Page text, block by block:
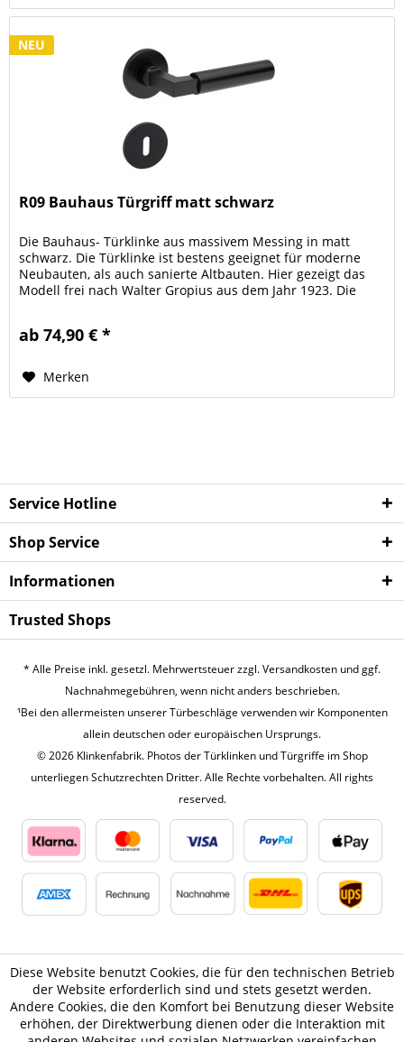
NEU
R09 Bauhaus Türgriff matt schwarz
Die Bauhaus- Türklinke aus massivem Messing in matt
schwarz. Die Türklinke ist bestens geeignet für moderne
Neubauten, als auch sanierte Altbauten. Hier gezeigt das
Modell frei nach Walter Gropius aus dem Jahr 1923. Die
ab 74,90 € *
Merken
Service Hotline
Shop Service
Infor­mationen
Trusted Shops
* Alle Preise inkl. gesetzl. Mehrwertsteuer zzgl.Versandkosten und ggf.
Nachnahmegebühren, wenn nicht anders beschrieben.
¹Bei den allermeisten unserer Türbeschläge verwenden wir Komponenten
allein deutschen oder europäischen Ursprungs.
© 2026 Klinkenfabrik. Photos der Türklinken und Türgriffe im Shop
unterliegen Schutzrechten Dritter. Alle Rechte vorbehalten. All rights
reserved.
Diese Website benutzt Cookies, die für den technischen Betrieb
der Website erforderlich sind und stets gesetzt werden.
Andere Cookies, die den Komfort bei Benutzung dieser Website
erhöhen, der Direktwerbung dienen oder die Interaktion mit